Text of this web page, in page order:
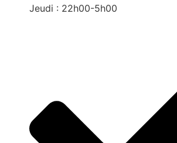
Jeudi : 22h00-5h00